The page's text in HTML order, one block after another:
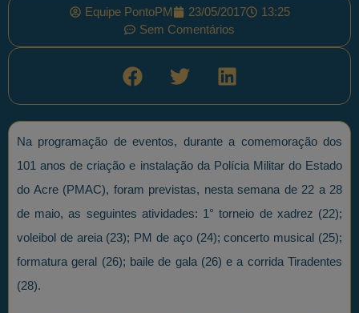
Equipe PontoPM 23/05/2017
13:25
Sem Comentários
Na programação de eventos, durante a comemoração dos
101 anos de criação e instalação da Polícia Militar do Estado
do Acre (PMAC), foram previstas, nesta semana de 22 a 28
de maio, as seguintes atividades: 1° torneio de xadrez (22);
voleibol de areia (23); PM de aço (24); concerto musical (25);
formatura geral (26); baile de gala (26) e a corrida Tiradentes
(28).